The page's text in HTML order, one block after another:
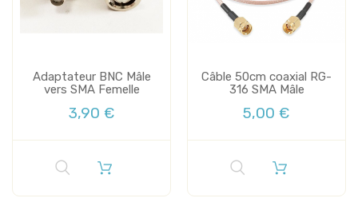
Adaptateur BNC Mâle
vers SMA Femelle
3,90 €
Câble 50cm coaxial RG-
316 SMA Mâle
5,00 €